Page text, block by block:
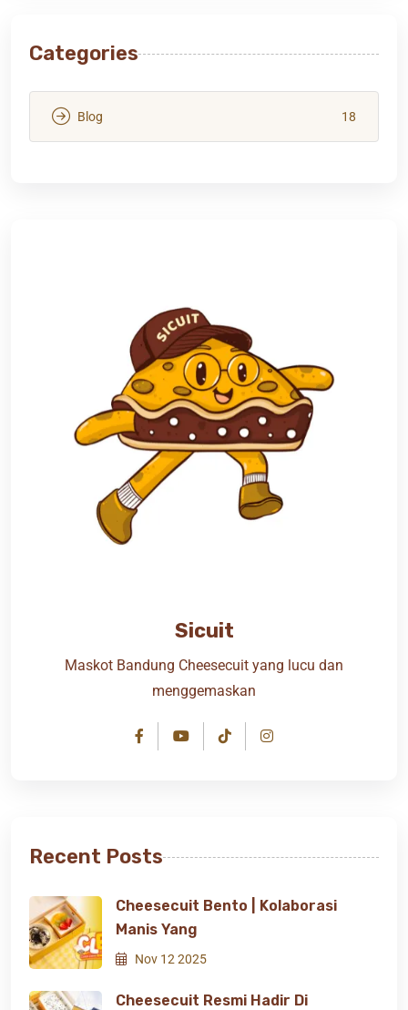
Categories
Blog 18
Sicuit
Maskot Bandung Cheesecuit yang lucu dan
menggemaskan
Recent Posts
Cheesecuit Bento | Kolaborasi
Manis Yang
Nov 12 2025
Cheesecuit Resmi Hadir Di